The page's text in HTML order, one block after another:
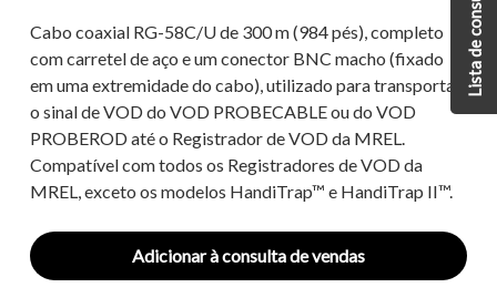
Cabo coaxial RG-58C/U de 300 m (984 pés), completo
com carretel de aço e um conector BNC macho (fixado
em uma extremidade do cabo), utilizado para transportar
o sinal de VOD do VOD PROBECABLE ou do VOD
PROBEROD até o Registrador de VOD da MREL.
Compatível com todos os Registradores de VOD da
MREL, exceto os modelos HandiTrap™ e HandiTrap II™.
Adicionar à consulta de vendas
Lista de consultas